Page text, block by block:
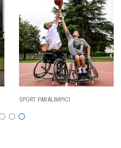
SPORT PARALIMPICI